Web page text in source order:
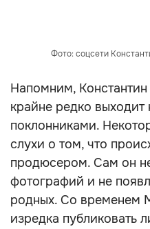
Фото: соцсети
Напомним,
крайне редко выходит
поклонниками.
слухи о том, что
продюсером. Сам он
фотографий и не
родных. Со временем
изредка публиковать